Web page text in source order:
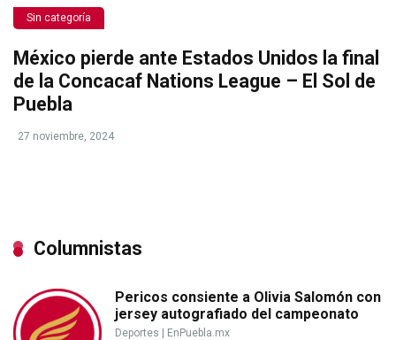
Sin categoría
México pierde ante Estados Unidos la final
de la Concacaf Nations League – El Sol de
Puebla
27 noviembre, 2024
Columnistas
Pericos consiente a Olivia Salomón con
jersey autografiado del campeonato
Deportes
EnPuebla.mx